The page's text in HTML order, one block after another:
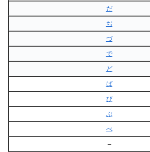
だ
ぢ
づ
で
ど
ば
び
ぶ
べ
–